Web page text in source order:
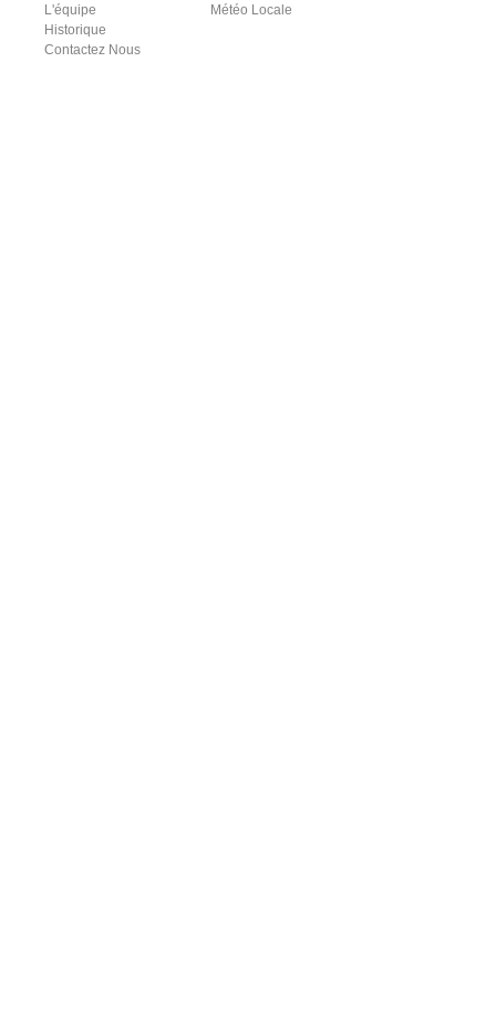
L'équipe
Historique
Contactez Nous
Météo Locale